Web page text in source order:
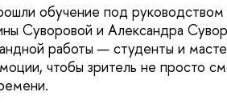
обучение под
Суворовой и Александра
работы — студенты и
чтобы зритель не просто